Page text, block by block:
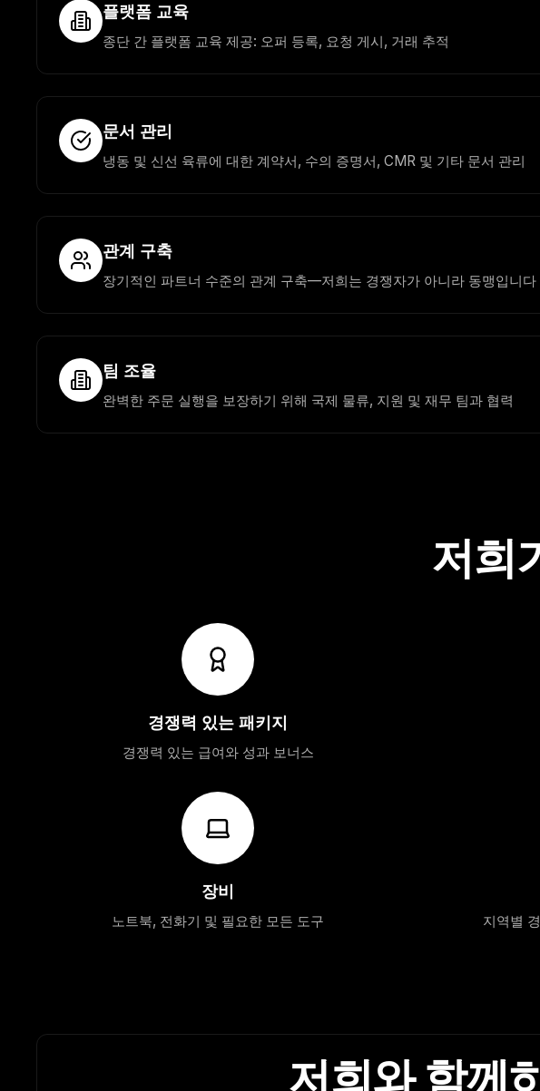
플랫폼 교육
종단 간 플랫폼 교육 제공: 오퍼 등록, 요청 게시, 거래 추적
문서 관리
냉동 및 신선 육류에 대한 계약서, 수의 증명서, CMR 및 기타 문서 관리
관계 구축
장기적인 파트너 수준의 관계 구축—저희는 경쟁자가 아니라 동맹입니다
팀 조율
완벽한 주문 실행을 보장하기 위해 국제 물류, 지원 및 재무 팀과 협력
저희
경쟁력 있는 패키지
경쟁력 있는 급여와 성과 보너스
장비
노트북, 전화기 및 필요한 모든 도구 지역별
저희와 함께